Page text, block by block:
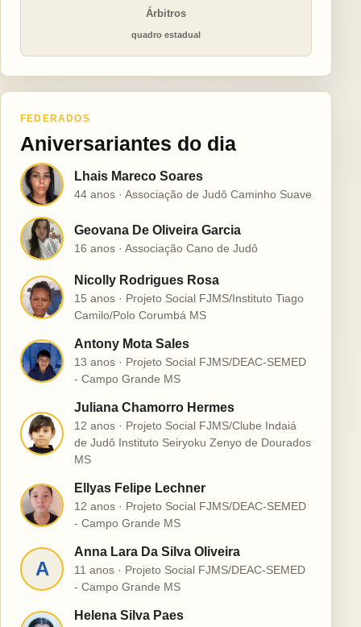
Árbitros
quadro estadual
FEDERADOS
Aniversariantes do dia
L Lhais Mareco Soares
44 anos · Associação de Judô Caminho Suave
G Geovana De Oliveira Garcia
16 anos · Associação Cano de Judô
N
Nicolly Rodrigues Rosa
15 anos · Projeto Social FJMS/Instituto Tiago
Camilo/Polo Corumbá MS
A
Antony Mota Sales
13 anos · Projeto Social FJMS/DEAC-SEMED
- Campo Grande MS
J
Juliana Chamorro Hermes
12 anos · Projeto Social FJMS/Clube Indaiá
de Judô Instituto Seiryoku Zenyo de Dourados
MS
E
Ellyas Felipe Lechner
12 anos · Projeto Social FJMS/DEAC-SEMED
- Campo Grande MS
A
Anna Lara Da Silva Oliveira
11 anos · Projeto Social FJMS/DEAC-SEMED
- Campo Grande MS
Helena Silva Paes